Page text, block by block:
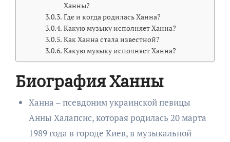
Ханны?
Где и когда родилась Ханна?
Какую музыку исполняет Ханна?
Как Ханна стала известной?
Какую музыку исполняет Ханна?
Биография Ханны
Ханна – псевдоним украинской певицы
Анны Халапсис, которая родилась 20 марта
1989 года в городе Киев, в музыкальной